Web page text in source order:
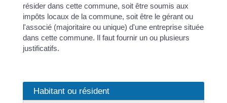
résider dans cette commune, soit être soumis aux
impôts locaux de la commune, soit être le gérant ou
l'associé (majoritaire ou unique) d'une entreprise située
dans cette commune. Il faut fournir un ou plusieurs
justificatifs.
Habitant ou résident